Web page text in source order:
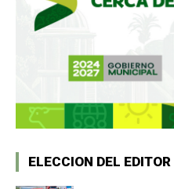
ELECCION DEL EDITOR